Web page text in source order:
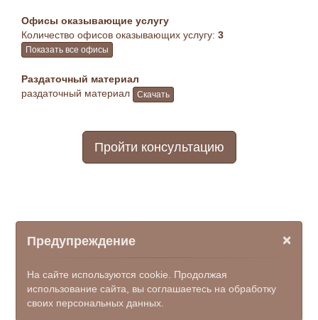
Офисы оказывающие услугу
Количество офисов оказывающих услугу: 3
Показать все офисы
Раздаточный материал
раздаточный материал
Скачать
Пройти консультацию
×
Предупреждение
На сайте используются cookie. Продолжая
использование сайта, вы соглашаетесь на обработку
своих персональных данных.